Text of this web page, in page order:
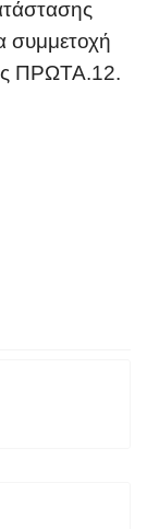
ΠΡΩΤΑ.12.